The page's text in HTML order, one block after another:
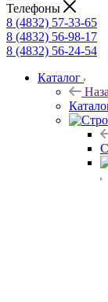
Телефоны
8 (4832) 57-33-65
8 (4832) 56-98-17
8 (4832) 56-24-54
Каталог